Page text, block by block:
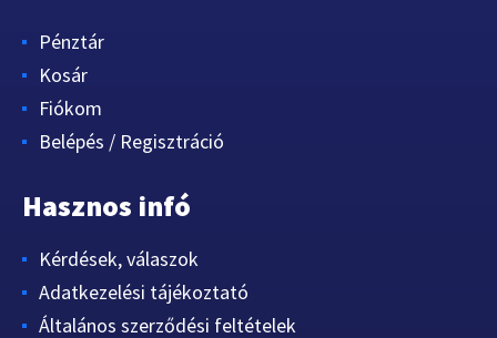
Pénztár
Kosár
Fiókom
Belépés / Regisztráció
Hasznos infó
Kérdések, válaszok
Adatkezelési tájékoztató
Általános szerződési feltételek